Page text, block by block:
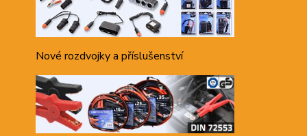
Nové rozdvojky a příslušenství